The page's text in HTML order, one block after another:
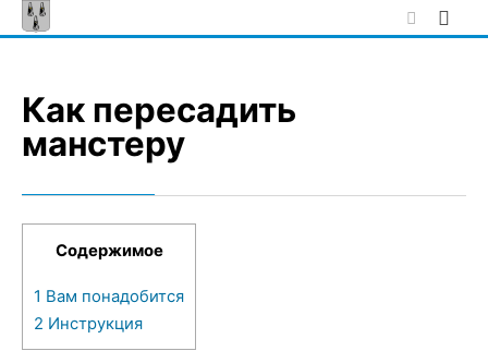
Skip
to
Как пересадить
манстеру
Содержимое
1 Вам понадобится
2 Инструкция